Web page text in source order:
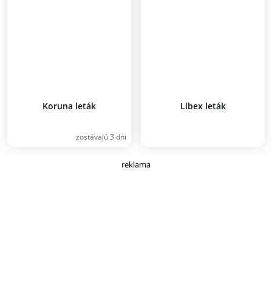
Koruna leták
zostávajú 3 dni
Libex leták
reklama